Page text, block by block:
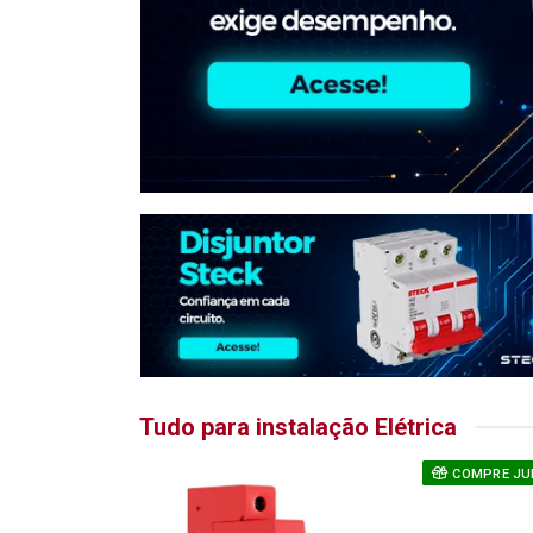
Tudo para instalação Elétrica
COMPRE